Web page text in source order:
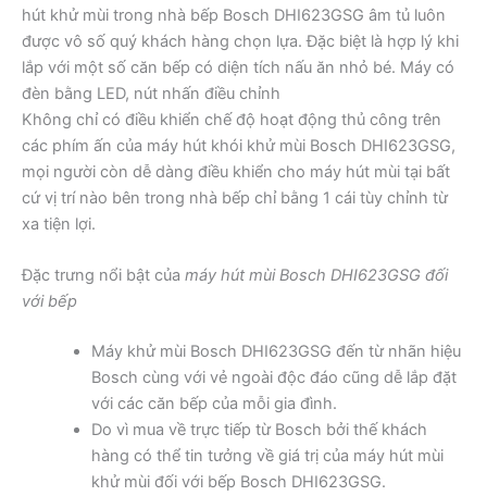
hút khử mùi trong nhà bếp Bosch DHI623GSG âm tủ luôn
được vô số quý khách hàng chọn lựa. Đặc biệt là hợp lý khi
lắp với một số căn bếp có diện tích nấu ăn nhỏ bé. Máy có
đèn bằng LED, nút nhấn điều chỉnh
Không chỉ có điều khiển chế độ hoạt động thủ công trên
các phím ấn của máy hút khói khử mùi Bosch DHI623GSG,
mọi người còn dễ dàng điều khiển cho máy hút mùi tại bất
cứ vị trí nào bên trong nhà bếp chỉ bằng 1 cái tùy chỉnh từ
xa tiện lợi.
Đặc trưng nổi bật của máy hút mùi Bosch DHI623GSG đối
với bếp
Máy khử mùi Bosch DHI623GSG đến từ nhãn hiệu
Bosch cùng với vẻ ngoài độc đáo cũng dễ lắp đặt
với các căn bếp của mỗi gia đình.
Do vì mua về trực tiếp từ Bosch bởi thế khách
hàng có thể tin tưởng về giá trị của máy hút mùi
khử mùi đối với bếp Bosch DHI623GSG.